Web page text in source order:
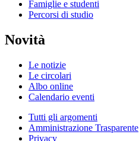
Famiglie e studenti
Percorsi di studio
Novità
Le notizie
Le circolari
Albo online
Calendario eventi
Tutti gli argomenti
Amministrazione Trasparente
Privacy